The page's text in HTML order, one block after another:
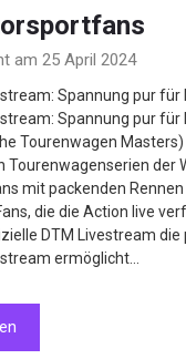
am 25 April 2024
Spannung pur
Spannung pur
Tourenwagen
Tourenwagenserien der
mit packenden
die die Action live
DTM Livestream die
ermöglicht…